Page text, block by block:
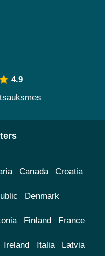
4.9
Canada Croatia
Denmark
Finland France
Ireland Italia Latvia